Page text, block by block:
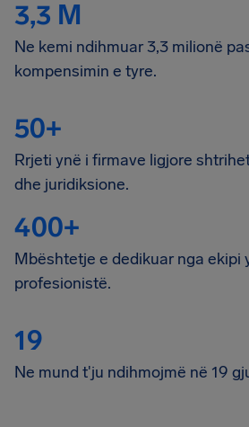
3,3 M
Ne kemi ndihmuar 3,3 milionë
kompensimin e tyre.
50+
Rrjeti ynë i firmave ligjore
dhe juridiksione.
400+
Mbështetje e dedikuar nga ekipi
profesionistë.
19
Ne mund t'ju ndihmojmë në 19